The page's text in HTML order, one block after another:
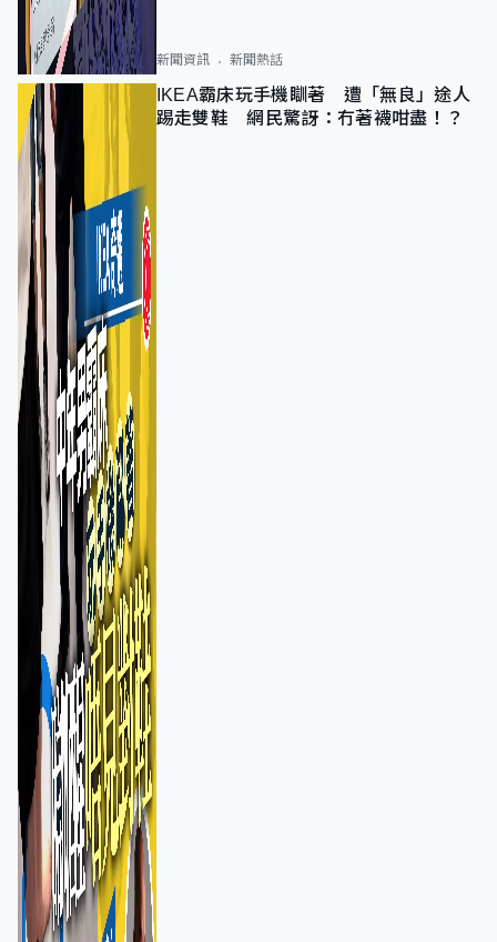
新聞資訊 新聞熱話
IKEA霸床玩手機瞓著 遭「無良」途人
踢走雙鞋 網民驚訝：冇著襪咁盡！？